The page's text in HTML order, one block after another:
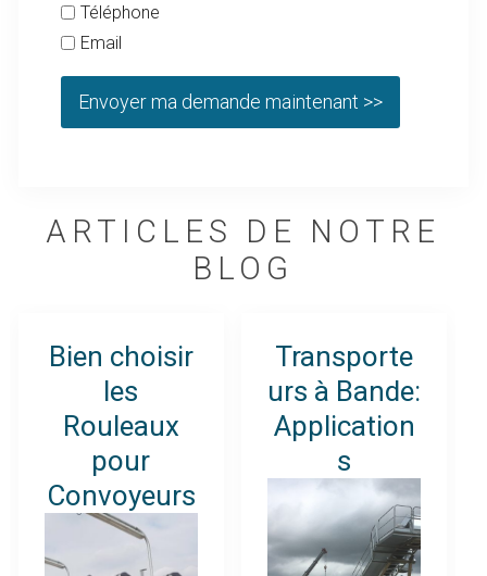
Téléphone
Email
Envoyer ma demande maintenant >>
ARTICLES DE NOTRE
BLOG
Bien choisir
les
Rouleaux
pour
Convoyeurs
Transporte
urs à Bande:
Application
s